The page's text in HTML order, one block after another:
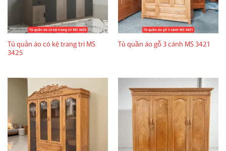
Tủ quần áo có kệ trang trí MS
3425
Tủ quần áo gỗ 3 cánh MS 3421